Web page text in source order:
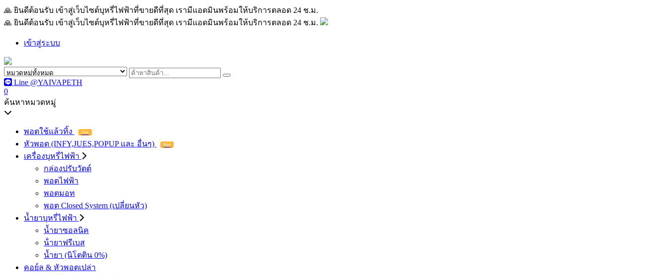
🙏 ยินดีต้อนรับ เข้าสู่เว็บไซต์บุหรี่ไฟฟ้าที่ขายดีที่สุด เรามีแอดมินพร้อมให้บริการตลอด 24 ช.ม.
🙏 ยินดีต้อนรับ เข้าสู่เว็บไซต์บุหรี่ไฟฟ้าที่ขายดีที่สุด เรามีแอดมินพร้อมให้บริการตลอด 24 ช.ม.
เข้าสู่ระบบ
Line @YAIVAPETH
0
ค้นหาหมวดหมู่
พอตใช้แล้วทิ้ง Hot
หัวพอต (INFY,JUES,POPUP และ อื่นๆ) Hot
เครื่องบุหรี่ไฟฟ้า
กล่องปรับวัตต์
พอตไฟฟ้า
พอตมอท
พอต Closed System (เปลี่ยนหัว)
น้ำยาบุหรี่ไฟฟ้า
น้ำยาซอลนิค
น้ํายาฟรีเบส
น้ำยา (นิโตติน 0%)
คอย์ล & หัวพอตเปล่า